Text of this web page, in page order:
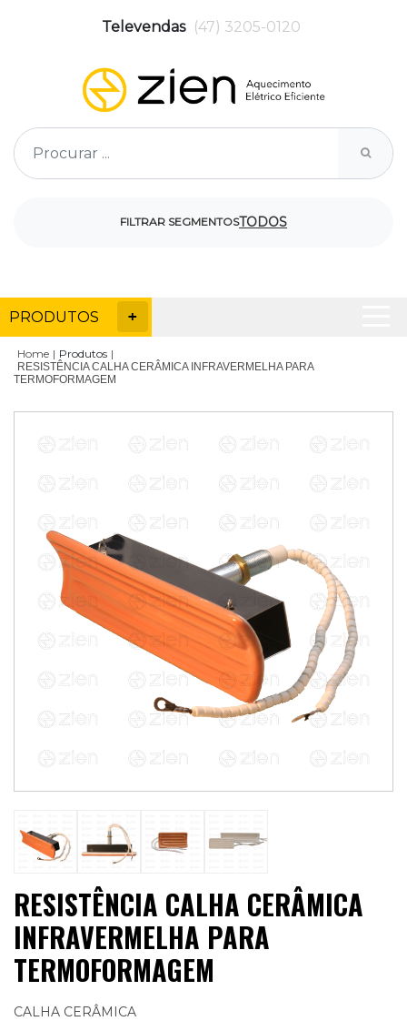
Televendas (47) 3205-0120
FILTRAR SEGMENTOSTODOS
PRODUTOS
Home Produtos
RESISTÊNCIA CALHA CERÂMICA INFRAVERMELHA PARA
TERMOFORMAGEM
RESISTÊNCIA CALHA CERÂMICA
INFRAVERMELHA PARA
TERMOFORMAGEM
CALHA CERÂMICA